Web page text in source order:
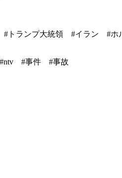
ランプ大統領 #イラン #ホ
#事件 #事故